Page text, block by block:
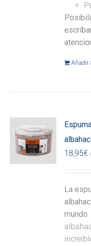
Añadir
18,95€
La
mundo.